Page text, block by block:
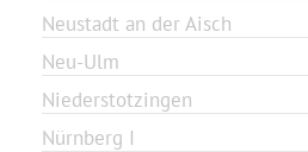
Neustadt an der Aisch
Neu-Ulm
Niederstotzingen
Nürnberg I